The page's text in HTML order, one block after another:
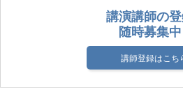
講演講師の
随時募集中
講師登録はこち